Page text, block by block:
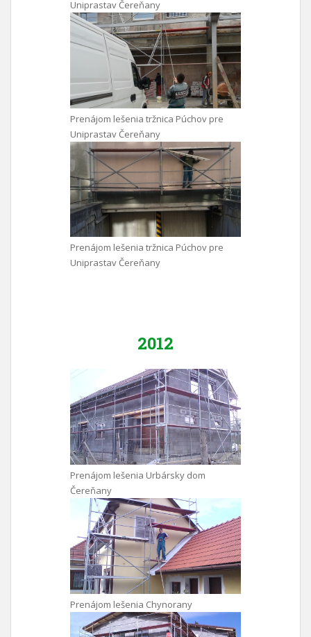
Uniprastav Čereňany
Prenájom lešenia tržnica Púchov pre
Uniprastav Čereňany
Prenájom lešenia tržnica Púchov pre
Uniprastav Čereňany
2012
Prenájom lešenia Urbársky dom
Čereňany
Prenájom lešenia Chynorany